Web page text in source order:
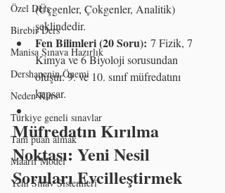
Özel Ders
Birebir Ders
Manisa Sınava Hazırlık
Dershanenin Önemi
Neden Kurs
Türkiye geneli sınavlar
Tam puan almak
Maarif Model
Yeni Sınav Sistemleri
(Üçgenler, Çokgenler, Analitik)
şeklindedir.
Fen Bilimleri (20 Soru): 7 Fizik, 7
Kimya ve 6 Biyoloji sorusundan
oluşur. 9. ve 10. sınıf müfredatını
kapsar.
Müfredatın Kırılma
Noktası: Yeni Nesil
Soruları Evcilleştirmek